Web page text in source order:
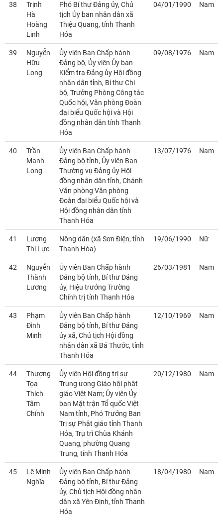
38
Trịnh
Hà
Hoàng
Linh
Phó Bí thư Đảng ủy, Chủ
tịch Ủy ban nhân dân xã
Thiệu Quang, tỉnh Thanh
Hóa
04/01/1990 Nam
39
Nguyễn
Hữu
Long
Ủy viên Ban Chấp hành
Đảng bộ, Ủy viên Ủy ban
Kiểm tra Đảng ủy Hội đồng
nhân dân tỉnh, Bí thư Chi
bộ, Trưởng Phòng Công tác
Quốc hội, Văn phòng Đoàn
đại biểu Quốc hội và Hội
đồng nhân dân tỉnh Thanh
Hóa
09/08/1976 Nam
40
Trần
Mạnh
Long
Ủy viên Ban Chấp hành
Đảng bộ tỉnh, Ủy viên Ban
Thường vụ Đảng ủy Hội
đồng nhân dân tỉnh, Chánh
Văn phòng Văn phòng
Đoàn đại biểu Quốc hội và
Hội đồng nhân dân tỉnh
Thanh Hóa
13/07/1976 Nam
41
Lương
Thị Lực
Nông dân (xã Sơn Điện, tỉnh
Thanh Hóa)
19/06/1990 Nữ
42
Nguyễn
Thành
Lương
Ủy viên Ban Chấp hành
Đảng bộ tỉnh, Bí thư Đảng
ủy, Hiệu trưởng Trường
Chính trị tỉnh Thanh Hóa
26/03/1981 Nam
43
Phạm
Đình
Minh
Ủy viên Ban Chấp hành
Đảng bộ tỉnh, Bí thư Đảng
ủy xã, Chủ tịch Hội đồng
nhân dân xã Bá Thước, tỉnh
Thanh Hóa
12/10/1969 Nam
44
Thượng
Tọa
Thích
Tâm
Chính
Ủy viên Hội đồng trị sự
Trung ương Giáo hội phật
giáo Việt Nam; Ủy viên Ủy
ban Mặt trận Tổ quốc Việt
Nam tỉnh, Phó Trưởng Ban
Trị sự Phật giáo tỉnh Thanh
Hóa, Trụ trì Chùa Khánh
Quang, phường Quang
Trung, tỉnh Thanh Hóa
20/12/1980 Nam
45
Lê Minh
Nghĩa
Ủy viên Ban Chấp hành
Đảng bộ tỉnh, Bí thư Đảng
ủy, Chủ tịch Hội đồng nhân
dân xã Yên Định, tỉnh Thanh
Hóa
18/04/1980 Nam